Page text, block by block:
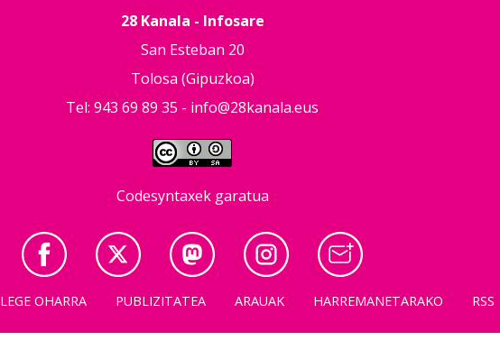
28 Kanala - Infosare
San Esteban 20
Tolosa (Gipuzkoa)
Tel: 943 69 89 35 - info@28kanala.eus
Codesyntaxek garatua
LEGE OHARRA PUBLIZITATEA ARAUAK HARREMANETARAKO RSS